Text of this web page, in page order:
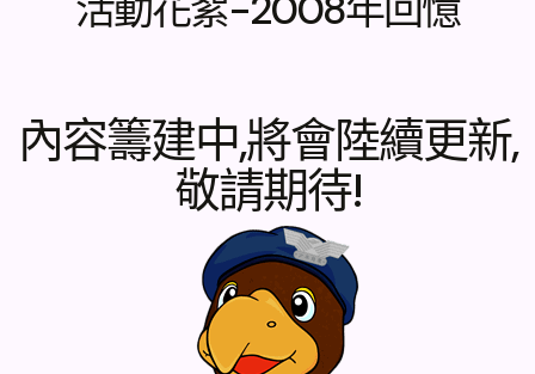
內容籌建中,將會陸續更新,
敬請期待!